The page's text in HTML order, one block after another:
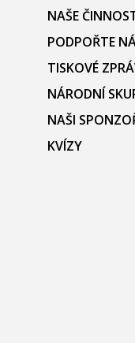
NAŠE
PODPOŘTE
TISKOVÉ
NÁRODNÍ
NAŠI
KVÍZY